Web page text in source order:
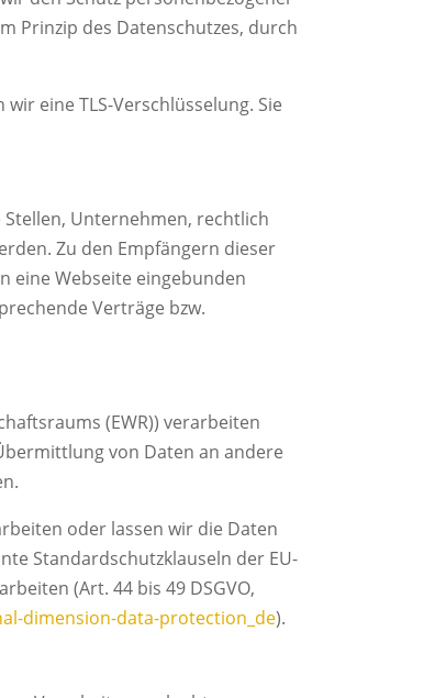
Prinzip des Datenschutzes, durch
eine TLS-Verschlüsselung. Sie
Unternehmen, rechtlich
Zu den Empfängern dieser
eine Webseite eingebunden
Verträge bzw.
(EWR)) verarbeiten
von Daten an andere
oder lassen wir die Daten
Standardschutzklauseln der EU-
(Art. 44 bis 49 DSGVO,
dimension-data-protection_de).